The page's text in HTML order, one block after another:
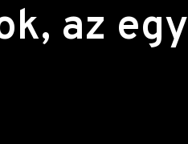
az egy